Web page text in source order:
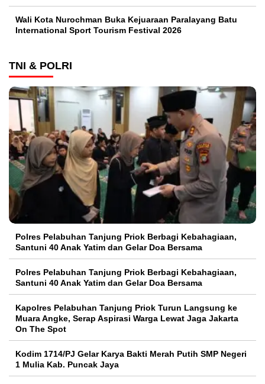
Wali Kota Nurochman Buka Kejuaraan Paralayang Batu
International Sport Tourism Festival 2026
TNI & POLRI
Polres Pelabuhan Tanjung Priok Berbagi Kebahagiaan,
Santuni 40 Anak Yatim dan Gelar Doa Bersama
Polres Pelabuhan Tanjung Priok Berbagi Kebahagiaan,
Santuni 40 Anak Yatim dan Gelar Doa Bersama
Kapolres Pelabuhan Tanjung Priok Turun Langsung ke
Muara Angke, Serap Aspirasi Warga Lewat Jaga Jakarta
On The Spot
Kodim 1714/PJ Gelar Karya Bakti Merah Putih SMP Negeri
1 Mulia Kab. Puncak Jaya